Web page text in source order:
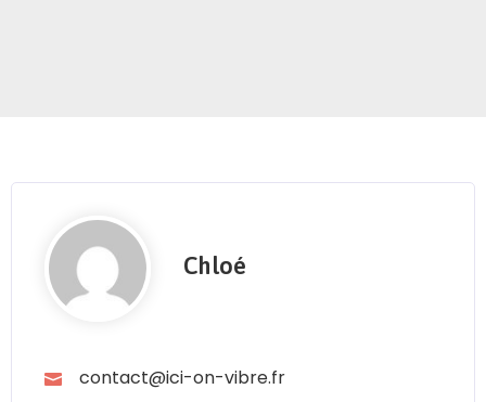
Chloé
contact@ici-on-vibre.fr